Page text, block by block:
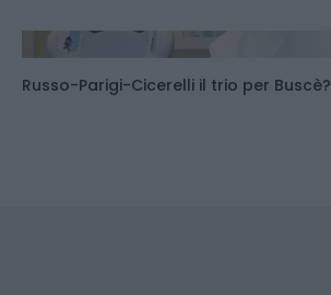
Russo-Parigi-Cicerelli il trio per Buscè?